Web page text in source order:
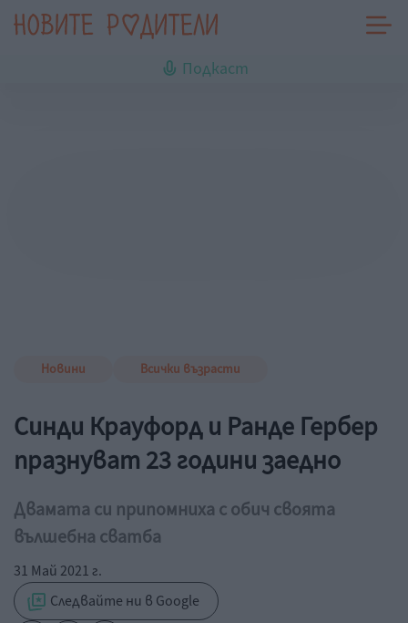
Подкаст
Новини Всички възрасти
Синди Крауфорд и Ранде Гербер
празнуват 23 години заедно
Двамата си припомниха с обич своята
вълшебна сватба
31 Май 2021 г.
Следвайте ни в Google